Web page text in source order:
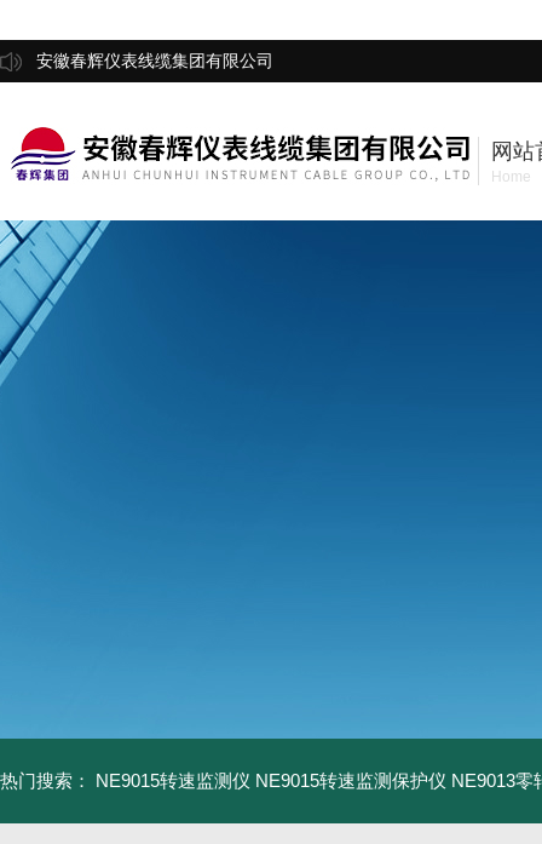
安徽春辉仪表线缆集团有限公司
网站
Home
热门搜索： NE9015转速监测仪 NE9015转速监测保护仪 NE9013零